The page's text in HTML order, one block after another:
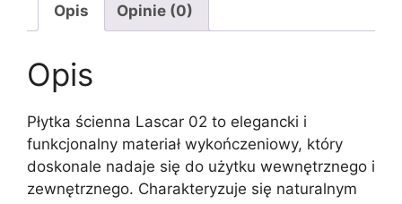
Opis Opinie (0)
Opis
Płytka ścienna Lascar 02 to elegancki i
funkcjonalny materiał wykończeniowy, który
doskonale nadaje się do użytku wewnętrznego i
zewnętrznego. Charakteryzuje się naturalnym